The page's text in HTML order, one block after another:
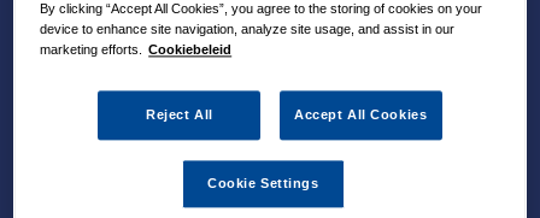
By clicking “Accept All Cookies”, you agree to the storing of cookies on your
device to enhance site navigation, analyze site usage, and assist in our
marketing efforts. Cookiebeleid
Reject All Accept All Cookies
Cookie Settings